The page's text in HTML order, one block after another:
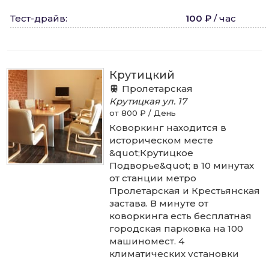
Тест-драйв: 100 ₽ / час
Крутицкий
Пролетарская
Крутицкая ул. 17
от 800 ₽ / День
Коворкинг находится в
историческом месте
&quot;Крутицкое
Подворье&quot; в 10 минутах
от станции метро
Пролетарская и Крестьянская
застава. В минуте от
коворкинга есть бесплатная
городская парковка на 100
машиномест. 4
климатических установки